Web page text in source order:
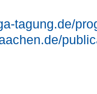
tagung.de/